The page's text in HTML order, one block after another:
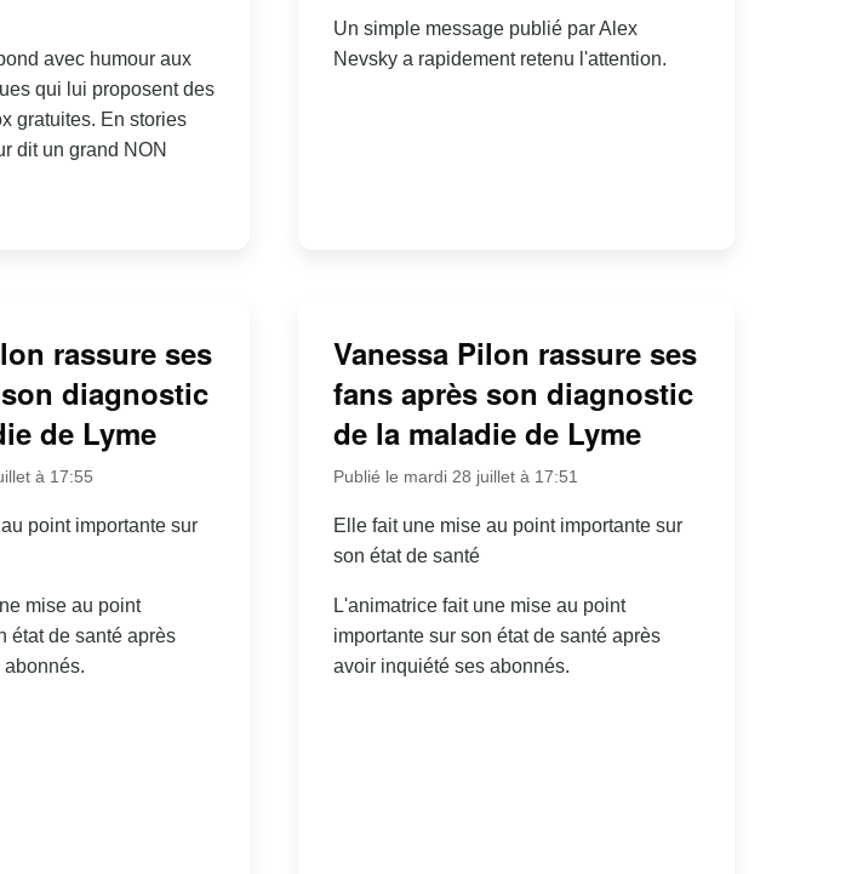
avec humour aux
qui lui proposent des
gratuites. En stories
dit un grand NON
Un simple message publié par Alex
Nevsky a rapidement retenu l'attention.
rassure ses
diagnostic
de Lyme
à 17:55
point importante sur
mise au point
état de santé après
Vanessa Pilon rassure ses
fans après son diagnostic
de la maladie de Lyme
Publié le mardi 28 juillet à 17:51
Elle fait une mise au point importante sur
son état de santé
L'animatrice fait une mise au point
importante sur son état de santé après
avoir inquiété ses abonnés.